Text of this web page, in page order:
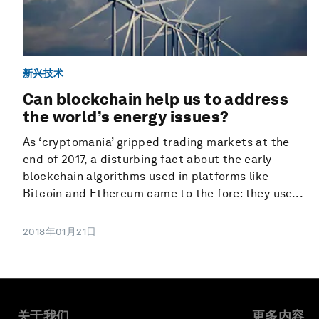
新兴技术
Can blockchain help us to address
the world’s energy issues?
As ‘cryptomania’ gripped trading markets at the
end of 2017, a disturbing fact about the early
blockchain algorithms used in platforms like
Bitcoin and Ethereum came to the fore: they use...
2018年01月21日
关于我们 更多内容